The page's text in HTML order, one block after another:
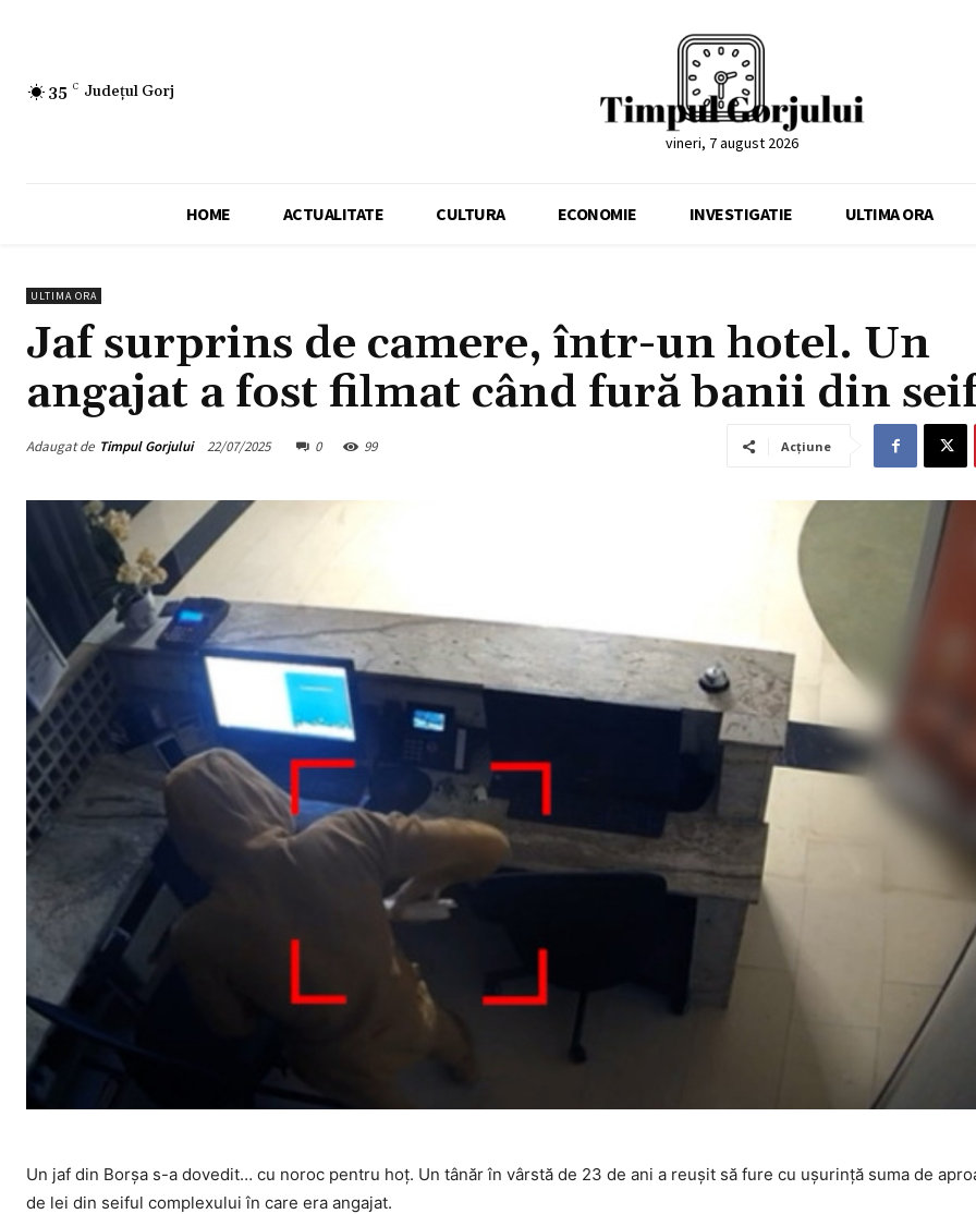
35 C Județul Gorj
vineri, 7 august 2026
HOME ACTUALITATE CULTURA ECONOMIE INVESTIGATIE ULTIMA ORA
ULTIMA ORA
Jaf surprins de camere, într-un hotel. Un
angajat a fost filmat când fură banii din
Adaugat de Timpul Gorjului 22/07/2025 0 99 Acțiune
Un jaf din Borşa s-a dovedit… cu noroc pentru hoţ. Un tânăr în vârstă de 23 de ani a reuşit să fure cu uşurinţă suma de
de lei din seiful complexului în care era angajat.